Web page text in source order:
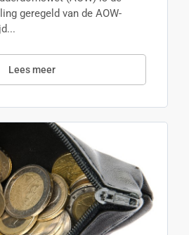
geregeld van de AOW-
Lees meer